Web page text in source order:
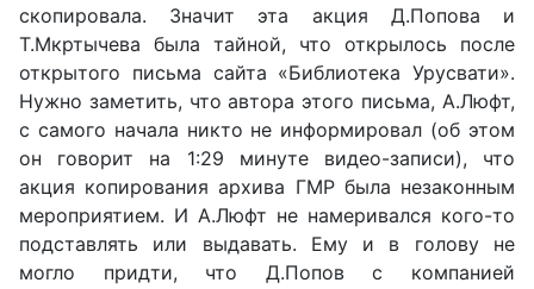
скопировала. Значит эта акция Д.Попова и
Т.Мкртычева была тайной, что открылось после
открытого письма сайта «Библиотека Урусвати».
Нужно заметить, что автора этого письма, А.Люфт,
с самого начала никто не информировал (об этом
он говорит на 1:29 минуте видео-записи), что
акция копирования архива ГМР была незаконным
мероприятием. И А.Люфт не намеривался кого-то
подставлять или выдавать. Ему и в голову не
могло придти, что Д.Попов с компанией